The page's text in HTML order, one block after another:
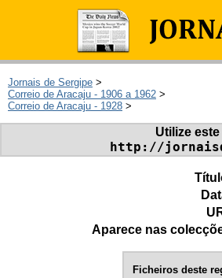
Jornais de Sergipe >
Correio de Aracaju - 1906 a 1962 >
Correio de Aracaju - 1928 >
Utilize
http://
Aparece nas
Ficheiros deste